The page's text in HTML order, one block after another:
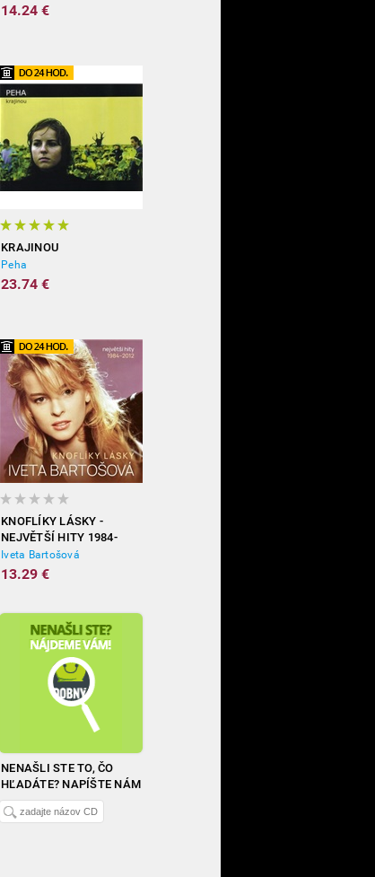
14.24 €
KRAJINOU
Peha
23.74 €
KNOFLÍKY LÁSKY -
NEJVĚTŠÍ HITY 1984-
2012
Iveta Bartošová
13.29 €
NENAŠLI STE TO, ČO
HĽADÁTE? NAPÍŠTE NÁM